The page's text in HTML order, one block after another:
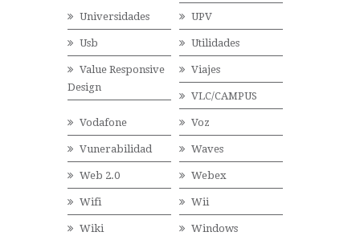
Universidades UPV
Usb Utilidades
Value Responsive
Design
Viajes
VLC/CAMPUS
Vodafone Voz
Vunerabilidad Waves
Web 2.0 Webex
Wifi Wii
Wiki Windows